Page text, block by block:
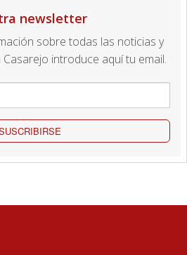
newsletter
sobre todas las noticias y
introduce aquí tu email.